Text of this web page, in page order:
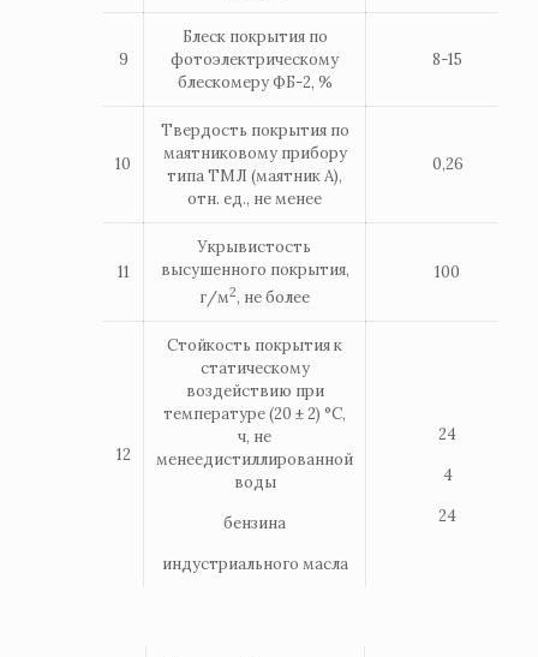
9
Блеск покрытия по
фотоэлектрическому
блескомеру ФБ-2, %
8-15
10
Твердость покрытия по
маятниковому прибору
типа ТМЛ (маятник А),
отн. ед., не менее
0,26
11
Укрывистость
высушенного покрытия,
г/м2, не более
100
12
Стойкость покрытия к
статическому
воздействию при
температуре (20 ± 2) °С,
ч, не
менеедистиллированной
воды
бензина
индустриального масла
24
4
24